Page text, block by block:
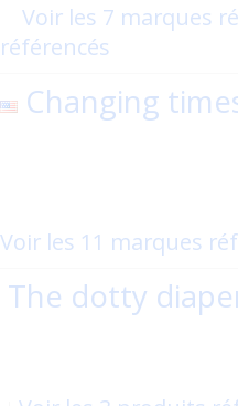
Voir les 7 marques
référencés
Changing
Voir les 11 marques
The dotty